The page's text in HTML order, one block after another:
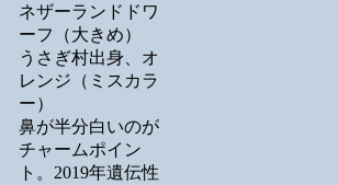
ネザーランドドワ
ーフ（大きめ）
うさぎ村出身、オ
レンジ（ミスカラ
ー）
鼻が半分白いのが
チャームポイン
ト。2019年遺伝性